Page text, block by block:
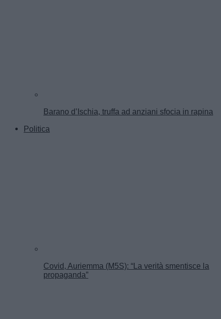
Barano d’Ischia, truffa ad anziani sfocia in rapina
Politica
Covid, Auriemma (M5S): “La verità smentisce la
propaganda”